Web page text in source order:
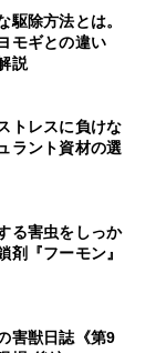
駆除方法とは。
モギとの違い
説
トレスに負けな
ラント資材の選
る害虫をしっか
剤『フーモン』
害獣日誌《第9